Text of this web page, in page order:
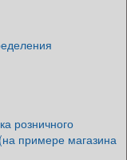
розничного
примере магазина